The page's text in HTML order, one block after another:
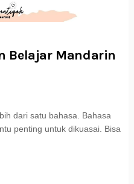
Belajar Mandarin
dari satu bahasa. Bahasa
penting untuk dikuasai. Bisa